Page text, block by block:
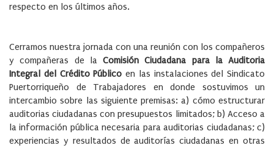
respecto en los últimos años.
Cerramos nuestra jornada con una reunión con los compañeros
y compañeras de la Comisión Ciudadana para la Auditoria
Integral del Crédito Público en las instalaciones del Sindicato
Puertorriqueño de Trabajadores en donde sostuvimos un
intercambio sobre las siguiente premisas: a) cómo estructurar
auditorias ciudadanas con presupuestos limitados; b) Acceso a
la información pública necesaria para auditorias ciudadanas; c)
experiencias y resultados de auditorías ciudadanas en otras